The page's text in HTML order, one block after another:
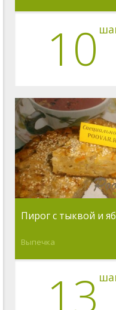
10
Пирог с тыквой и
Выпечка
13